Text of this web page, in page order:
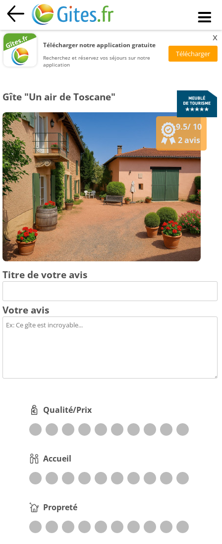
Télécharger notre application gratuite
Recherchez et réservez vos séjours sur notre
application
x
Gîte "Un air de Toscane"
9.5/ 10
2 avis
Titre de votre avis
Votre avis
Qualité/Prix
Accueil
Propreté